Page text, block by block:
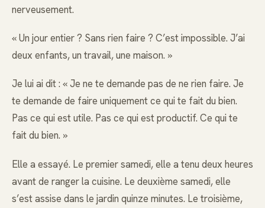
nerveusement.
« Un jour entier ? Sans rien faire ? C’est impossible. J’ai
deux enfants, un travail, une maison. »
Je lui ai dit : « Je ne te demande pas de ne rien faire. Je
te demande de faire uniquement ce qui te fait du bien.
Pas ce qui est utile. Pas ce qui est productif. Ce qui te
fait du bien. »
Elle a essayé. Le premier samedi, elle a tenu deux heures
avant de ranger la cuisine. Le deuxième samedi, elle
s’est assise dans le jardin quinze minutes. Le troisième,